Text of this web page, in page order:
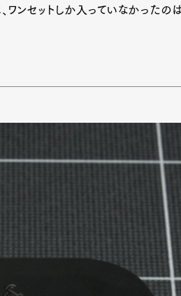
Watch
Lifestyle
ワンセットしか入っていなかったの